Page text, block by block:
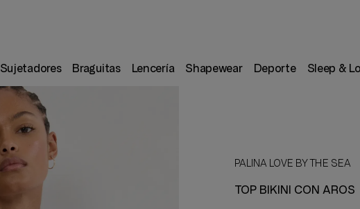
Sujetadores Braguitas Lencería Shapewear Deporte Sleep &
PALINA LOVE BY THE SEA
TOP BIKINI CON AROS